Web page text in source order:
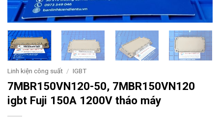
Linh kiện công suất / IGBT
7MBR150VN120-50, 7MBR150VN120
igbt Fuji 150A 1200V tháo máy